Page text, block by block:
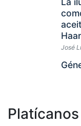
José